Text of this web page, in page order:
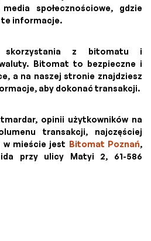
społecznościowe, gdzie
te informacje.
skorzystania z bitomatu i
Bitomat to bezpieczne i
a na naszej stronie znajdziesz
aby dokonać transakcji.
opinii użytkowników na
transakcji, najczęściej
mieście jest Bitomat Poznań,
przy ulicy Matyi 2, 61-586